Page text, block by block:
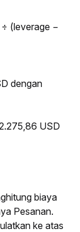
(leverage −
dengan
USD
biaya
Pesanan.
ke atas